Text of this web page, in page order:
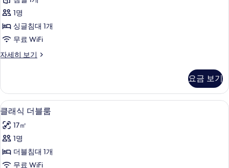
싱
글
룸
사
진
두
보
기
1명
싱글침대 1개
무료 WiFi
자세히 보기
베
글
룸
자
히
보
요금 보기
클
래
식
더
블
4
클래식 더블룸
17㎡
1명
더블침대 1개
무료 WiFi